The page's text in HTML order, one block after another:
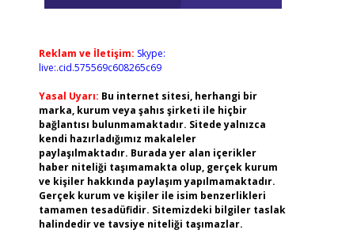
Reklam ve İletişim: Skype:
live:.cid.575569c608265c69
Yasal Uyarı: Bu internet sitesi, herhangi bir
marka, kurum veya şahıs şirketi ile hiçbir
bağlantısı bulunmamaktadır. Sitede yalnızca
kendi hazırladığımız makaleler
paylaşılmaktadır. Burada yer alan içerikler
haber niteliği taşımamakta olup, gerçek kurum
ve kişiler hakkında paylaşım yapılmamaktadır.
Gerçek kurum ve kişiler ile isim benzerlikleri
tamamen tesadüfidir. Sitemizdeki bilgiler taslak
halindedir ve tavsiye niteliği taşımazlar.